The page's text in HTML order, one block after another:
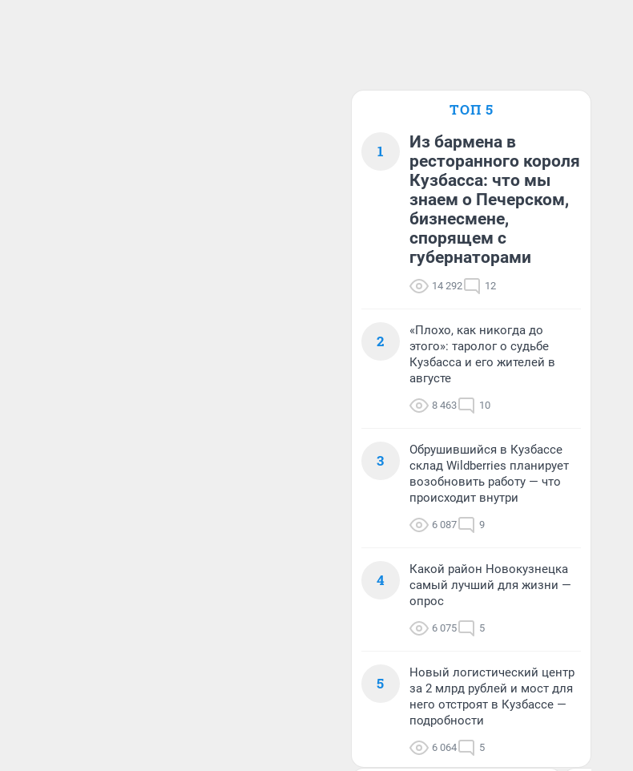
ТОП 5
1
Из бармена в
ресторанного короля
Кузбасса: что мы
знаем о Печерском,
бизнесмене,
спорящем с
губернаторами
14 292 12
2
«Плохо, как никогда до
этого»: таролог о судьбе
Кузбасса и его жителей в
августе
8 463 10
3
Обрушившийся в Кузбассе
склад Wildberries планирует
возобновить работу — что
происходит внутри
6 087 9
4
Какой район Новокузнецка
самый лучший для жизни —
опрос
6 075 5
5
Новый логистический центр
за 2 млрд рублей и мост для
него отстроят в Кузбассе —
подробности
6 064 5